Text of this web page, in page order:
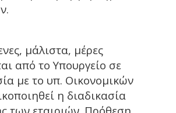
μάλιστα, μέρες
από το Υπουργείο σε
με το υπ. Οικονομικών
η διαδικασία